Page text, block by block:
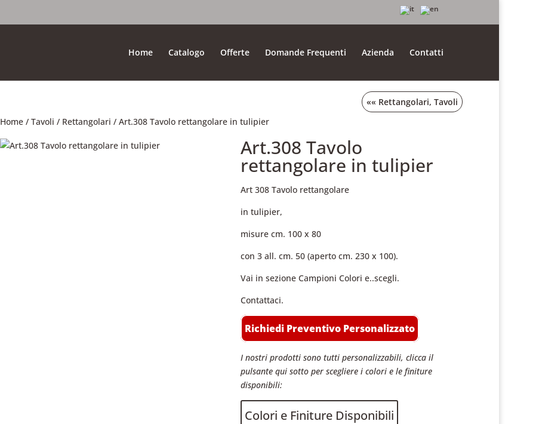
Home Catalogo Offerte Domande Frequenti Azienda Contatti
Home/ Tavoli / Rettangolari / Art.308 Tavolo rettangolare in tulipier
«« Rettangolari,Tavoli
Art.308 Tavolo
rettangolare in tulipier
Art 308 Tavolo rettangolare
in tulipier,
misure cm. 100 x 80
con 3 all. cm. 50 (aperto cm. 230 x 100).
Vai in sezione Campioni Colori e..scegli.
Contattaci.
Richiedi Preventivo Personalizzato
I nostri prodotti sono tutti personalizzabili, clicca il
pulsante qui sotto per scegliere i colori e le finiture
disponibili:
Colori e Finiture Disponibili